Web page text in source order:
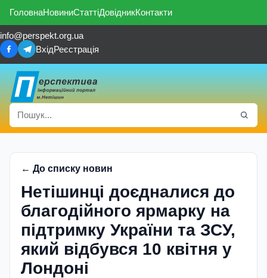
ГоловнаНовиниСтаттіДовідникКонтакти
info@perspekt.org.ua
ВхідРеєстрація
← До списку новин
Нетішинці доєдналися до
благодійного ярмарку на
підтримку України та ЗСУ,
який відбувся 10 квітня у
Лондоні